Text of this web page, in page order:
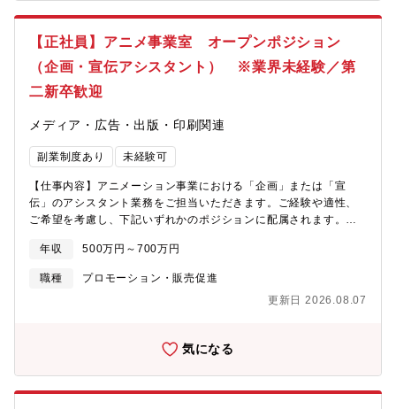
直需部【組織方針】・改善マインドと仕事のオーナーシップを持
った販売成果はもちろんのこと、ブリヂストン全社の商品、技
術、原価、ブランド、人財の継続的な質向上に貢献。（重点課
化が常態化した環境下での足元ビジネスの質及び収益性強化3.
産財ビジネスの起点として日本No.1ポジションの盤石化と質を伴
った更なる成?を実現4. 人財育成と組織活性化【今後のキャリアパ
ス】当該ポジションを1～2年経験した後、本人希望や適性を見な
がら以下ステップに異動を想定。その後将来的には国内/海外を含
めたローテーションもあり。・直需営業（消費財、生産財）・直
需戦略企画、MC事業部(二輪車用、モータースポーツ用)、グロー
【正社員】アニメ事業室 オープンポジション
（企画・宣伝アシスタント） ※業界未経験／第
二新卒歓迎
メディア・広告・出版・印刷関連
副業制度あり 未経験可
【仕事内容】アニメーション事業における「企画」または「宣
伝」のアシスタント業務をご担当いただきます。ご経験や適性、
ご希望を考慮し、下記いずれかのポジションに配属されます。※
ことを期待した募集です。経験を積み、スキルを磨くことで、ア
ニメーション作品をリードするプロデューサーへのキャリアアッ
プが可能です。【アニメ企画アシスタントプロデューサー業務】
アニメーション事業における企画製作のアシスタント業務をご担
ロデュース：プロデューサーのもと、宣伝・販促や各種二次利用
事業収益の最大化を目指します。■ビジネス面：事業計画に基づ
年収 500万円～700万円
職種
プロモーション・販売促進
更新日 2026.08.07
気になる